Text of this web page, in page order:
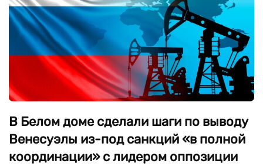
В Белом доме сделали шаги по выводу
Венесуэлы из-под санкций «в полной
координации» с лидером оппозиции